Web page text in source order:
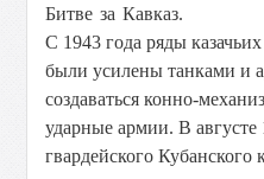
Битве за Кавказ.
С 1943 года ряды
были усилены танками и
создаваться конно-
ударные армии. В августе
гвардейского Кубанского